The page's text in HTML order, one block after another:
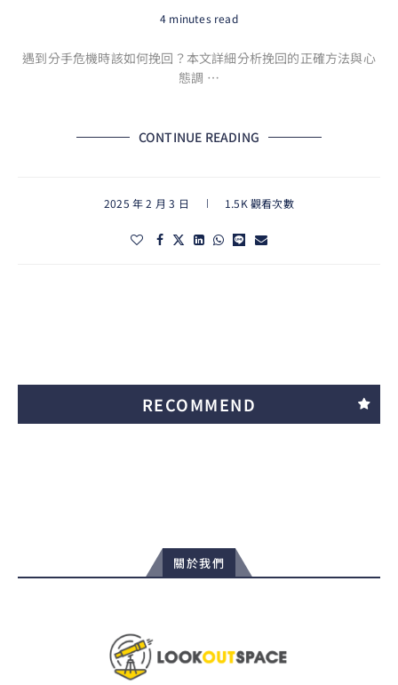
4 minutes read
遇到分手危機時該如何挽回？本文詳細分析挽回的正確方法與心
態調 …
CONTINUE READING
2025 年 2 月 3 日 1.5K 觀看次數
RECOMMEND
關於我們